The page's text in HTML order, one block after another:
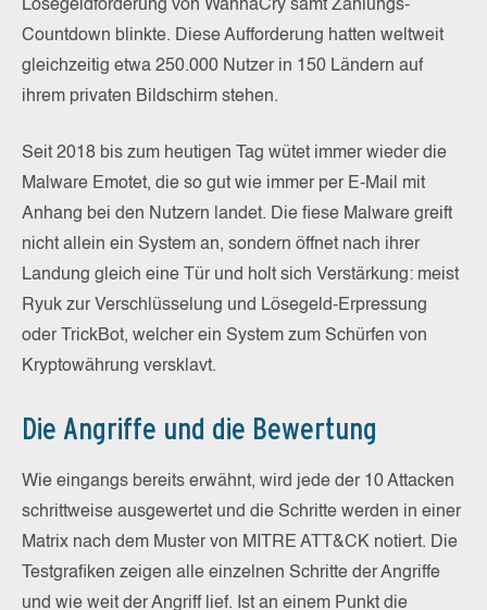
Lösegeldforderung von WannaCry samt Zahlungs-
Countdown blinkte. Diese Aufforderung hatten weltweit
gleichzeitig etwa 250.000 Nutzer in 150 Ländern auf
ihrem privaten Bildschirm stehen.
Seit 2018 bis zum heutigen Tag wütet immer wieder die
Malware Emotet, die so gut wie immer per E-Mail mit
Anhang bei den Nutzern landet. Die fiese Malware greift
nicht allein ein System an, sondern öffnet nach ihrer
Landung gleich eine Tür und holt sich Verstärkung: meist
Ryuk zur Verschlüsselung und Lösegeld-Erpressung
oder TrickBot, welcher ein System zum Schürfen von
Kryptowährung versklavt.
Die Angriffe und die Bewertung
Wie eingangs bereits erwähnt, wird jede der 10 Attacken
schrittweise ausgewertet und die Schritte werden in einer
Matrix nach dem Muster von MITRE ATT&CK notiert. Die
Testgrafiken zeigen alle einzelnen Schritte der Angriffe
und wie weit der Angriff lief. Ist an einem Punkt die